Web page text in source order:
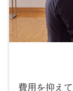
費用を抑え